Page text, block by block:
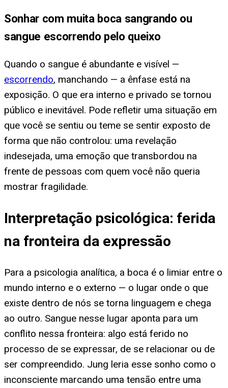
Sonhar com muita boca sangrando ou
sangue escorrendo pelo queixo
Quando o sangue é abundante e visível —
escorrendo, manchando — a ênfase está na
exposição. O que era interno e privado se tornou
público e inevitável. Pode refletir uma situação em
que você se sentiu ou teme se sentir exposto de
forma que não controlou: uma revelação
indesejada, uma emoção que transbordou na
frente de pessoas com quem você não queria
mostrar fragilidade.
Interpretação psicológica: ferida
na fronteira da expressão
Para a psicologia analítica, a boca é o limiar entre o
mundo interno e o externo — o lugar onde o que
existe dentro de nós se torna linguagem e chega
ao outro. Sangue nesse lugar aponta para um
conflito nessa fronteira: algo está ferido no
processo de se expressar, de se relacionar ou de
ser compreendido. Jung leria esse sonho como o
inconsciente marcando uma tensão entre uma